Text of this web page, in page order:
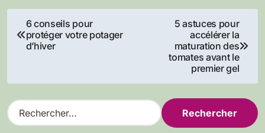
Navigation
de
6 conseils pour
protéger votre potager
d’hiver
5 astuces pour
accélérer la
maturation des
tomates avant le
premier gel
R
e